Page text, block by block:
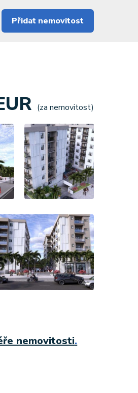
Přidat nemovitost
(za nemovitost)
nemovitosti.